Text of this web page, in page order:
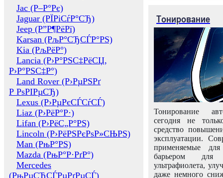
Jac (Р–Р°Рє)
Jaguar (РЇРіСѓР°СЂ)
Jeep (Р”Р¶РёРї)
Karsan (РљР°СЂСЃР°РЅ)
Kia (РљРёР°)
Lancia (Р›Р°РЅС‡РёСЏ,
Р›Р°РЅС‡Р°)
Land Rover (Р›РµРЅРґ
Р РѕРІРµСЂ)
Lexus (Р›РµРєСЃСѓСЃ)
Liaz (Р›РёР°Р·)
Lifan (Р›РёС„Р°РЅ)
Lincoln (Р›РёРЅРєРѕР»СЊРЅ)
Man (РњР°РЅ)
Mazda (РњР°Р·РґР°)
Mercedes
(РњРµСЂСЃРµРґРµСЃ)
Тонирование
Тонирование
сегодня не
средство
эксплуатации.
применяемые
барьером для
ультрафиолета,
даже немного